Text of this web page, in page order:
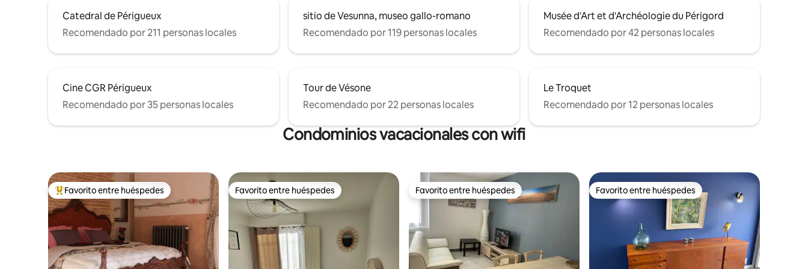
Catedral de Périgueux
Recomendado por 211 personas locales
sitio de Vesunna, museo gallo-romano
Recomendado por 119 personas locales
Musée d'Art et d'Archéologie du Périgord
Recomendado por 42 personas locales
Cine CGR Périgueux
Recomendado por 35 personas locales
Tour de Vésone
Recomendado por 22 personas locales
Le Troquet
Recomendado por 12 personas locales
Condominios vacacionales con wifi
Favorito entre huéspedes preferido
Favorito entre huéspedes Favorito entre huéspedes
Favorito entre huéspedes Favorito entre huéspedes
Favorito entre huéspedes Favorito entre huéspedes
Favorito entre huéspedes